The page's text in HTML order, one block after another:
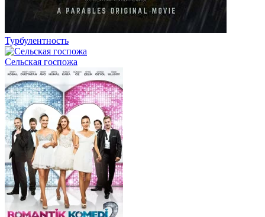
Турбулентность
Сельская госпожа